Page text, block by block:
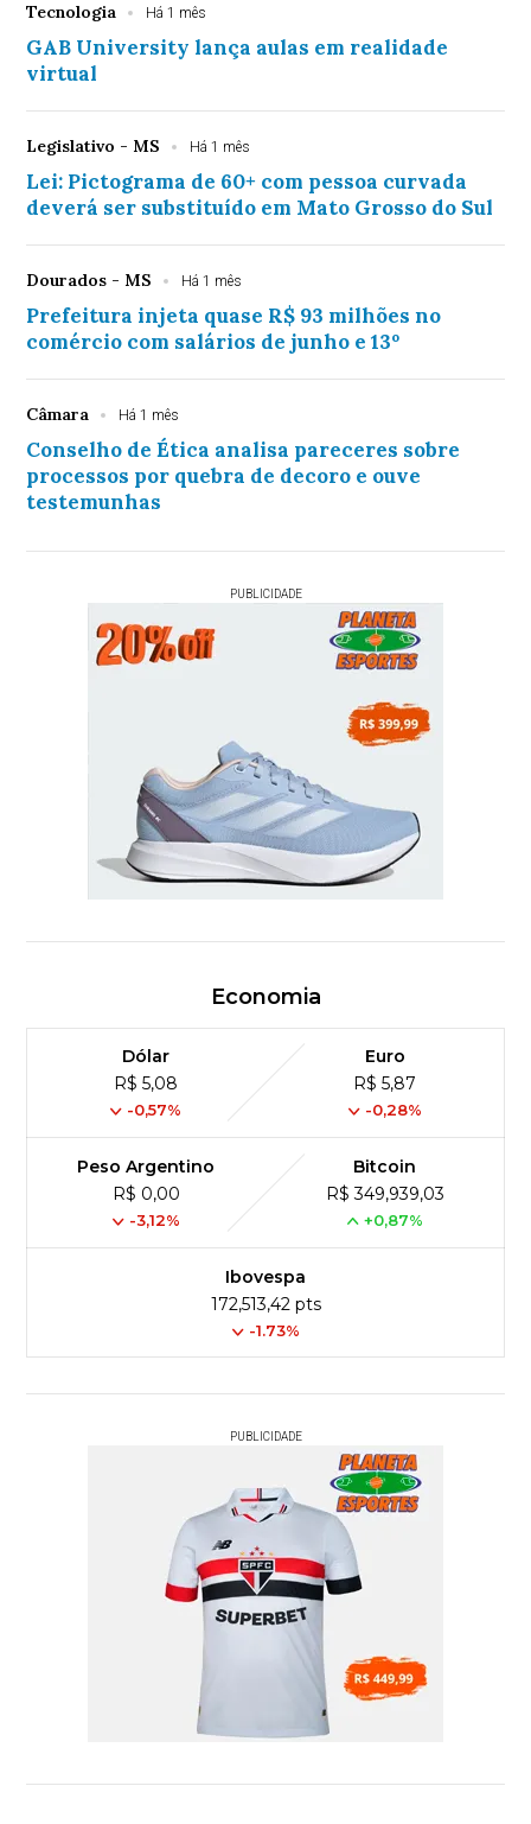
Tecnologia Há 1 mês
GAB University lança aulas em realidade
virtual
Legislativo - MS Há 1 mês
Lei: Pictograma de 60+ com pessoa curvada
deverá ser substituído em Mato Grosso do Sul
Dourados - MS Há 1 mês
Prefeitura injeta quase R$ 93 milhões no
comércio com salários de junho e 13º
Câmara Há 1 mês
Conselho de Ética analisa pareceres sobre
processos por quebra de decoro e ouve
testemunhas
PUBLICIDADE
Economia
Dólar
R$ 5,08
-0,57%
Euro
R$ 5,87
-0,28%
Peso Argentino
R$ 0,00
-3,12%
Bitcoin
R$ 349,939,03
+0,87%
Ibovespa
172,513,42 pts
-1.73%
PUBLICIDADE